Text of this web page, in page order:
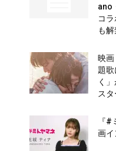
ano
コ
も解
映画
題
く
ス
『
画イ